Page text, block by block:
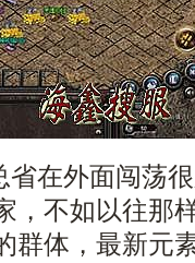
在外面闯荡
，不如以往那
群体，最新元